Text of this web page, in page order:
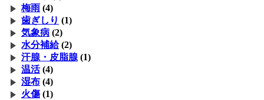
梅雨 (4)
歯ぎしり (1)
気象病 (2)
水分補給(2)
汗腺・皮脂腺 (1)
温活(4)
湿布 (4)
火傷(1)